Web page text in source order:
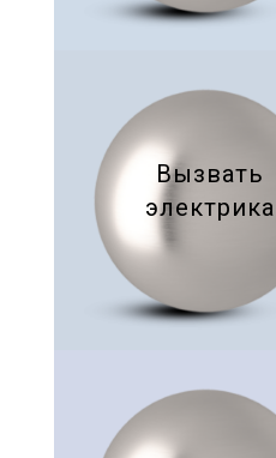
Вызвать
электрика